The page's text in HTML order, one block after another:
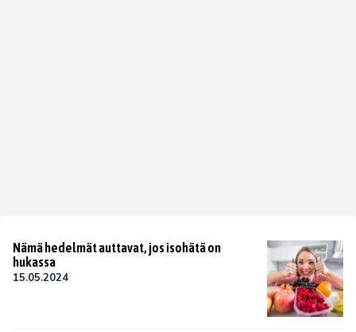
Nämä hedelmät auttavat, jos isohätä on
hukassa
15.05.2024